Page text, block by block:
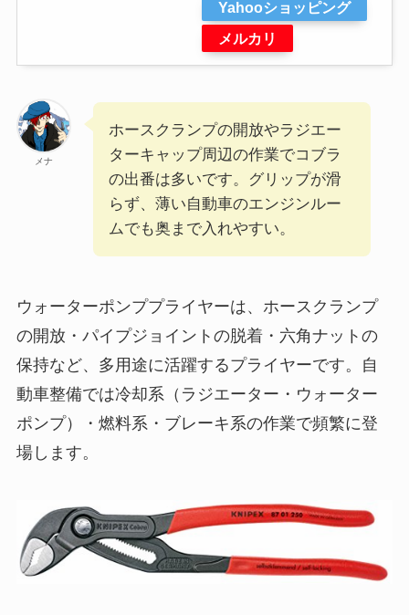
Yahooショッピング
メルカリ
メナ
ホースクランプの開放やラジエー
ターキャップ周辺の作業でコブラ
の出番は多いです。グリップが滑
らず、薄い自動車のエンジンルー
ムでも奥まで入れやすい。
ウォーターポンププライヤーは、ホースクランプ
の開放・パイプジョイントの脱着・六角ナットの
保持など、多用途に活躍するプライヤーです。自
動車整備では冷却系（ラジエーター・ウォーター
ポンプ）・燃料系・ブレーキ系の作業で頻繁に登
場します。